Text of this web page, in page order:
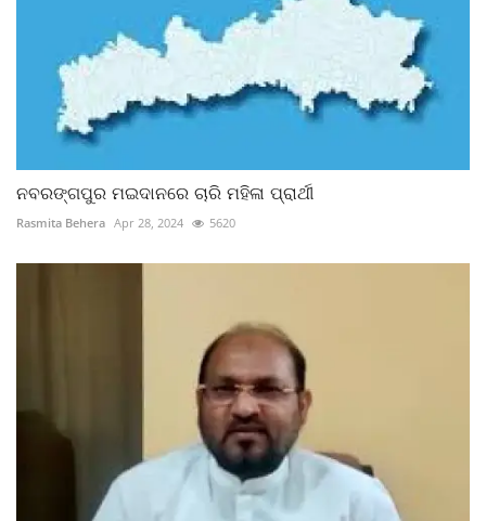
ନବରଙ୍ଗପୁର ମଇଦାନରେ ଚାରି ମହିଳା ପ୍ରାର୍ଥୀ
Rasmita Behera Apr 28, 2024 5620